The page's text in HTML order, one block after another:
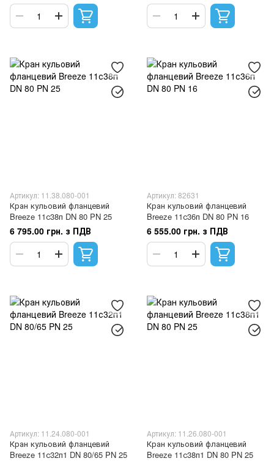
Артикул: 11.38.080-001
Кран кульовий фланцевий
Breeze 11с38п DN 80 PN 25
6 795.00 грн. з ПДВ
Артикул: 82631
Кран кульовий фланцевий
Breeze 11с36п DN 80 PN 16
6 555.00 грн. з ПДВ
Артикул: 11.24.080-001
Кран кульовий фланцевий
Breeze 11с32п1 DN 80/65 PN 25
Артикул: 11.26.080-001
Кран кульовий фланцевий
Breeze 11с38п1 DN 80 PN 25